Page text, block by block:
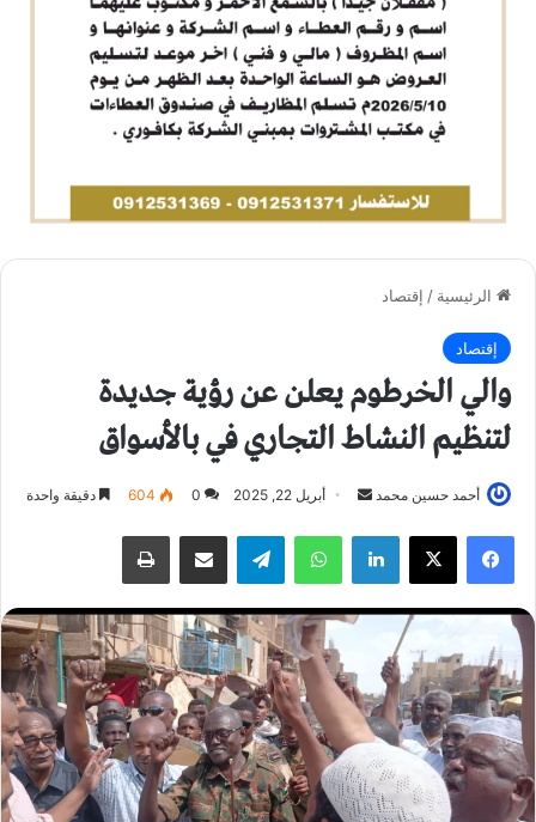
الرئيسية / إقتصاد
إقتصاد
والي الخرطوم يعلن عن رؤية جديدة
لتنظيم النشاط التجاري في بالأسواق
أحمد حسين محمد
ل
ب
د
ا
ل
ك
أبريل 22, 2025 0
604 دقيقة واحدة
فيسبوك لينكدإن واتساب